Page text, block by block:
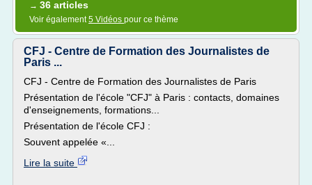
→ 36 articles
Voir également5 Vidéos pour ce thème
CFJ - Centre de Formation des Journalistes de
Paris ...
CFJ - Centre de Formation des Journalistes de Paris
Présentation de l'école "CFJ" à Paris : contacts, domaines
d'enseignements, formations...
Présentation de l'école CFJ :
Souvent appelée «...
Lire la suite